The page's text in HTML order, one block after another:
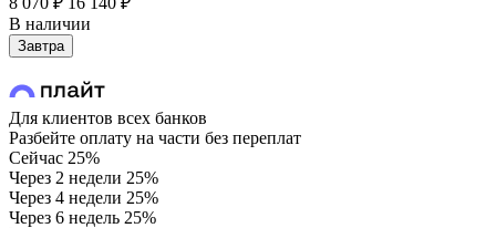
В наличии
Завтра
Для клиентов всех банков
Разбейте оплату на части без переплат
Сейчас 25%
Через 2 недели 25%
Через 4 недели 25%
Через 6 недель 25%